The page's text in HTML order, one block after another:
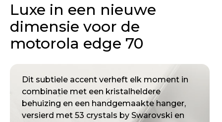
Luxe in een nieuwe
dimensie voor de
motorola edge 70
De zachte Pantone™ Cloud Dancer kleur en
de zorgvuldig gemaakte luxe afwerking
met een zijdeachtige glans die danst in het
licht, creëren een design dat net zo prachtig